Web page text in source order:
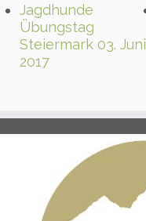
Jagdhunde
Übungstag
Steiermark 03. Juni
2017